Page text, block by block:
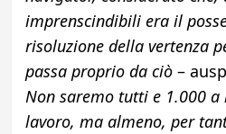
imprenscindibili era il
risoluzione della vertenza
passa proprio da ciò–
Non saremo tutti e 1.000
lavoro, ma almeno, per